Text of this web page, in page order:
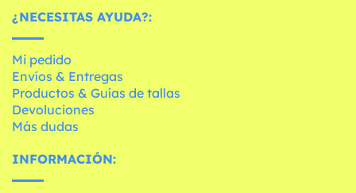
¿NECESITAS AYUDA?:
Mi pedido
Envíos & Entregas
Productos & Guías de tallas
Devoluciones
Más dudas
INFORMACIÓN: